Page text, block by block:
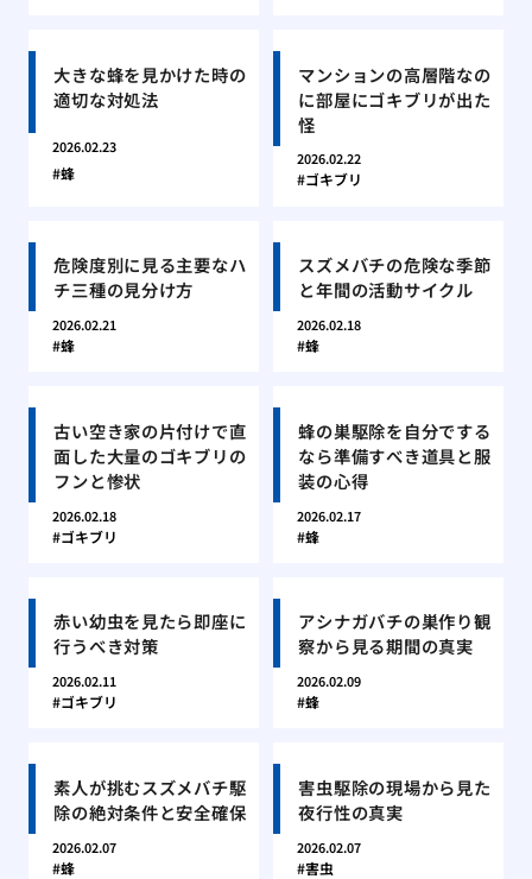
大きな蜂を見かけた時の
適切な対処法
2026.02.23
蜂
マンションの高層階なの
に部屋にゴキブリが出た
怪
2026.02.22
ゴキブリ
危険度別に見る主要なハ
チ三種の見分け方
2026.02.21
蜂
スズメバチの危険な季節
と年間の活動サイクル
2026.02.18
蜂
古い空き家の片付けで直
面した大量のゴキブリの
フンと惨状
2026.02.18
ゴキブリ
蜂の巣駆除を自分でする
なら準備すべき道具と服
装の心得
2026.02.17
蜂
赤い幼虫を見たら即座に
行うべき対策
2026.02.11
ゴキブリ
アシナガバチの巣作り観
察から見る期間の真実
2026.02.09
蜂
素人が挑むスズメバチ駆
除の絶対条件と安全確保
2026.02.07
蜂
害虫駆除の現場から見た
夜行性の真実
2026.02.07
害虫